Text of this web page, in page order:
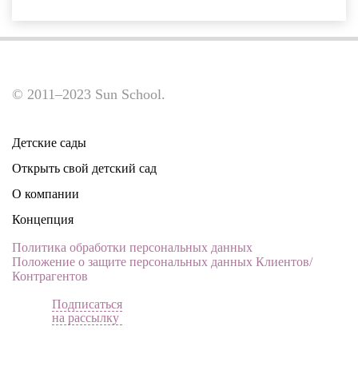
© 2011–2023 Sun School.
Детские сады
Открыть свой детский сад
О компании
Концепция
Политика обработки персональных данных
Положение о защите персональных данных Клиентов/
Контрагентов
Подписаться
на рассылку